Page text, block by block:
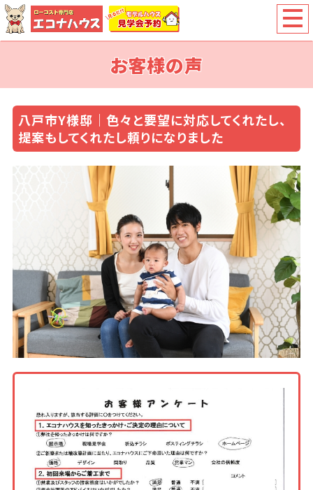
お客様の声
八戸市Y様邸｜色々と要望に対応してくれたし、
提案もしてくれたし頼りになりました